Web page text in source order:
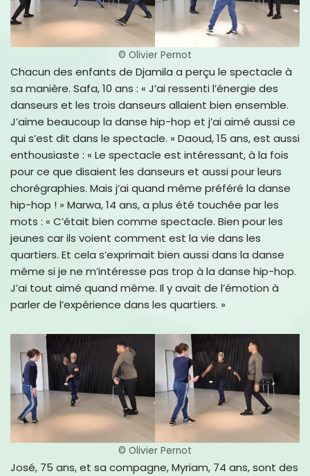
© Olivier Pernot
Chacun des enfants de Djamila a perçu le spectacle à
sa manière. Safa, 10 ans : « J’ai ressenti l’énergie des
danseurs et les trois danseurs allaient bien ensemble.
J’aime beaucoup la danse hip-hop et j’ai aimé aussi ce
qui s’est dit dans le spectacle. » Daoud, 15 ans, est aussi
enthousiaste : « Le spectacle est intéressant, à la fois
pour ce que disaient les danseurs et aussi pour leurs
chorégraphies. Mais j’ai quand même préféré la danse
hip-hop ! » Marwa, 14 ans, a plus été touchée par les
mots : « C’était bien comme spectacle. Bien pour les
jeunes car ils voient comment est la vie dans les
quartiers. Et cela s’exprimait bien aussi dans la danse
même si je ne m’intéresse pas trop à la danse hip-hop.
J’ai tout aimé quand même. Il y avait de l’émotion à
parler de l’expérience dans les quartiers. »
© Olivier Pernot
José, 75 ans, et sa compagne, Myriam, 74 ans, sont des